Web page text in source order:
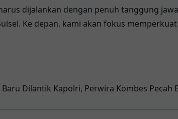
dijalankan dengan penuh tanggung
Ke depan, kami akan fokus
Dilantik Kapolri, Perwira Kombes Pecah